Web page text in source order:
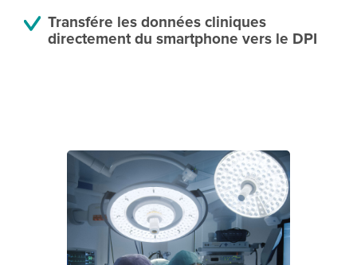
Transfére les données cliniques
directement du smartphone vers le DPI